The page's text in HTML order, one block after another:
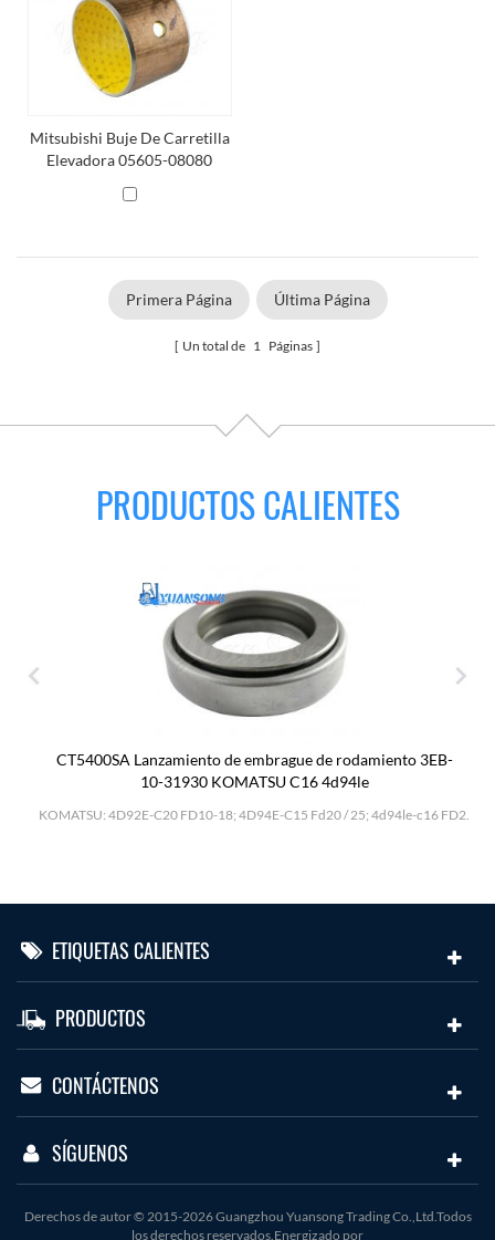
Mitsubishi Buje De Carretilla
Elevadora 05605-08080
Primera Página Última Página
Un total de 1 Páginas
PRODUCTOS CALIENTES
CT5400SA Lanzamiento de embrague de rodamiento 3EB-
10-31930 KOMATSU C16 4d94le
KOMATSU: 4D92E-C20 FD10-18; 4D94E-C15 Fd20 / 25; 4d94le-c16 FD2.
ETIQUETAS CALIENTES
PRODUCTOS
CONTÁCTENOS
SÍGUENOS
Derechos de autor © 2015-2026 Guangzhou Yuansong Trading Co.,Ltd.Todos
los derechos reservados.Energizado por